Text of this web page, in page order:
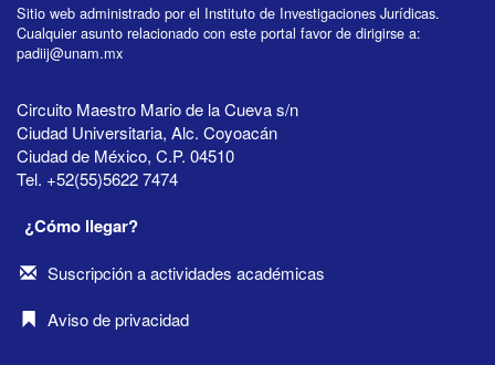
Sitio web administrado por el Instituto de Investigaciones Jurídicas.
Cualquier asunto relacionado con este portal favor de dirigirse a:
padiij@unam.mx
Circuito Maestro Mario de la Cueva s/n
Ciudad Universitaria, Alc. Coyoacán
Ciudad de México, C.P. 04510
Tel. +52(55)5622 7474
¿Cómo llegar?
Suscripción a actividades académicas
Aviso de privacidad